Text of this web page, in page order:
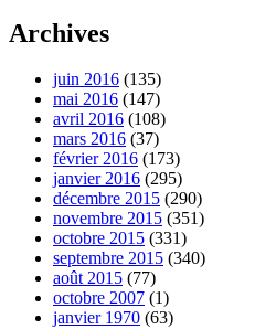
Archives
juin 2016 (135)
mai 2016 (147)
avril 2016 (108)
mars 2016 (37)
février 2016 (173)
janvier 2016 (295)
décembre 2015 (290)
novembre 2015 (351)
octobre 2015 (331)
septembre 2015 (340)
août 2015 (77)
octobre 2007 (1)
janvier 1970 (63)